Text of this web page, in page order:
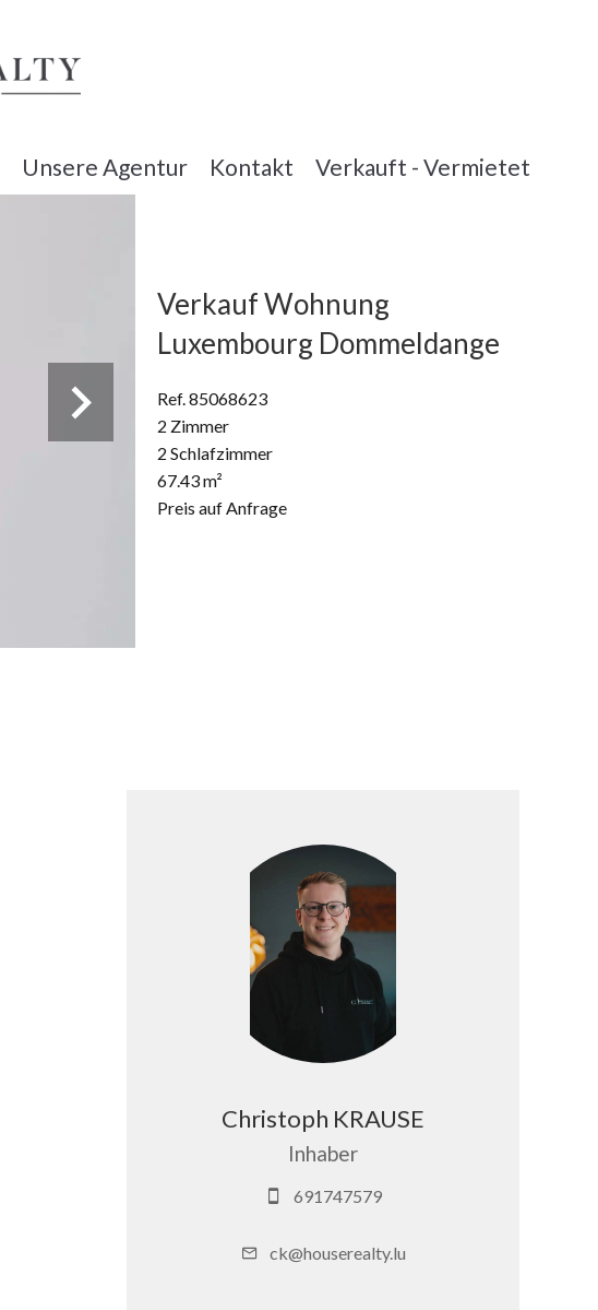
Unsere Agentur Kontakt Verkauft - Vermietet
Verkauf Wohnung
Luxembourg Dommeldange
Ref. 85068623
2 Zimmer
2 Schlafzimmer
67.43 m²
Preis auf Anfrage
Christoph KRAUSE
Inhaber
691747579
ck@houserealty.lu